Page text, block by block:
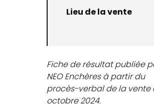
Lieu de la vente
Fiche de résultat publiée
NEO Enchères à partir du
procès-verbal de la vente
octobre 2024.